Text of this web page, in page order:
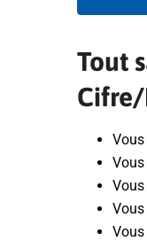
Tout
Vous
Vous